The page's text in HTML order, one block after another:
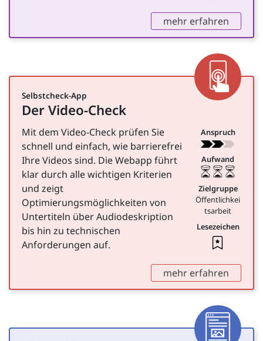
,mehr erfahren
Selbstcheck-App
für Öffentlichkeitsarbeit
Der Video-Check
App
Mit dem Video-Check prüfen Sie
schnell und einfach, wie barrierefrei
Ihre Videos sind. Die Webapp führt
klar durch alle wichtigen Kriterien
und zeigt
Optimierungsmöglichkeiten von
Untertiteln über Audiodeskription
bis hin zu technischen
Anforderungen auf.
Anspruch
Aufwand
Zielgruppe
Öffentlichkei
tsarbeit
Lesezeichen
,mehr erfahren
Artikel